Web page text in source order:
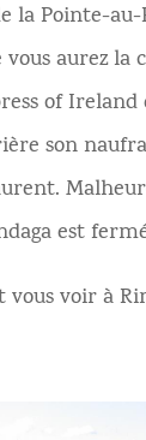
Pointe-au-
aurez la
of
son
est
vous voir à